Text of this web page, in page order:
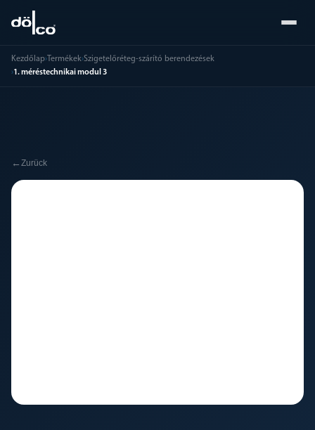
Kezdőlap› Termékek›Szigetelőréteg-szárító berendezések
›1. méréstechnikai modul 3
← Zurück